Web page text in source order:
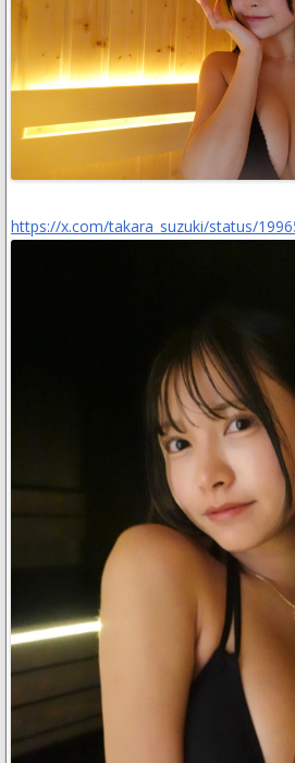
https://x.com/takara_suzuki/status/